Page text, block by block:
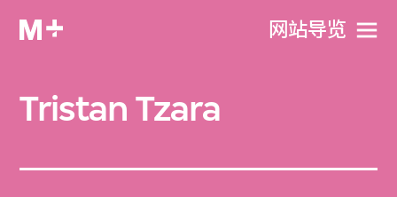
网站导览
Tristan Tzara